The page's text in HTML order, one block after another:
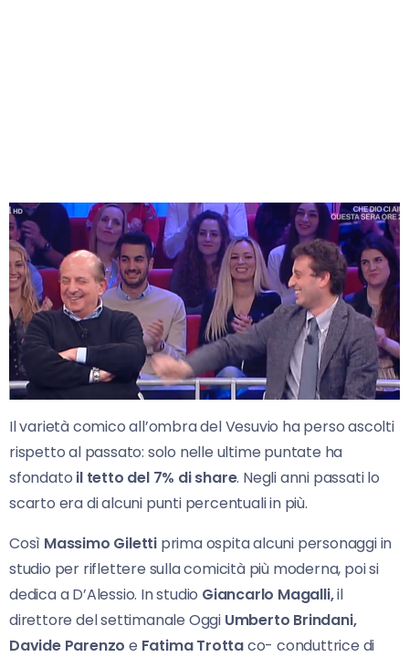
Il varietà comico all’ombra del Vesuvio ha perso ascolti
rispetto al passato: solo nelle ultime puntate ha
sfondato il tetto del 7% di share. Negli anni passati lo
scarto era di alcuni punti percentuali in più.
Così Massimo Giletti prima ospita alcuni personaggi in
studio per riflettere sulla comicità più moderna, poi si
dedica a D’Alessio. In studio Giancarlo Magalli,il
direttore del settimanale Oggi Umberto Brindani,
Davide Parenzo e Fatima Trottaco- conduttrice di